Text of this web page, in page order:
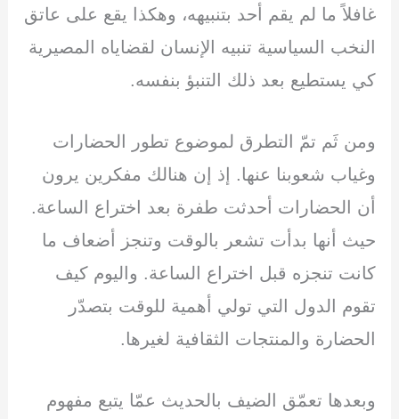
غافلاً ما لم يقم أحد بتنبيهه، وهكذا يقع على عاتق
النخب السياسية تنبيه الإنسان لقضاياه المصيرية
كي يستطيع بعد ذلك التنبؤ بنفسه.
ومن ثَم تمّ التطرق لموضوع تطور الحضارات
وغياب شعوبنا عنها. إذ إن هنالك مفكرين يرون
أن الحضارات أحدثت طفرة بعد اختراع الساعة.
حيث أنها بدأت تشعر بالوقت وتنجز أضعاف ما
كانت تنجزه قبل اختراع الساعة. واليوم كيف
تقوم الدول التي تولي أهمية للوقت بتصدّر
الحضارة والمنتجات الثقافية لغيرها.
وبعدها تعمّق الضيف بالحديث عمّا يتبع مفهوم